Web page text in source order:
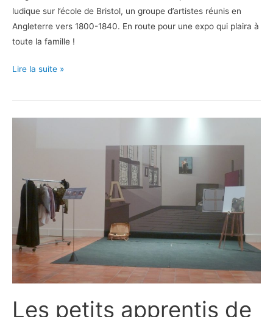
ludique sur l’école de Bristol, un groupe d’artistes réunis en
Angleterre vers 1800-1840. En route pour une expo qui plaira à
toute la famille !
L’expo
friendly
Lire la suite »
Les petits apprentis de